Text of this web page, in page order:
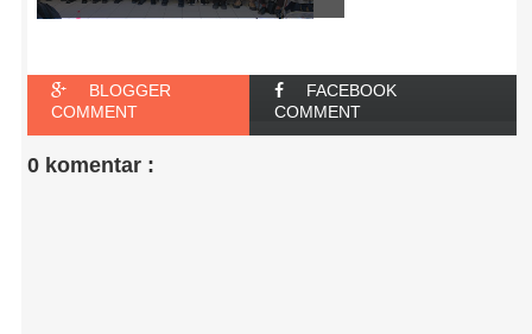
BLOGGER
COMMENT
FACEBOOK
COMMENT
0 komentar :